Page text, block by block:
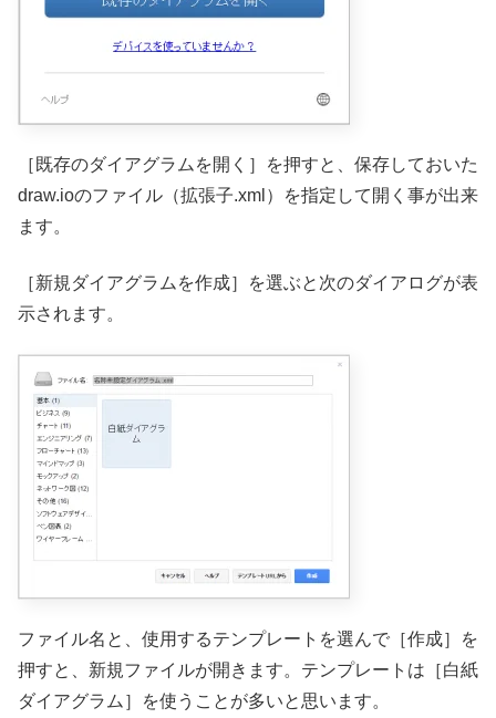
［既存のダイアグラムを開く］を押すと、保存しておいた
draw.ioのファイル（拡張子.xml）を指定して開く事が出来
ます。
［新規ダイアグラムを作成］を選ぶと次のダイアログが表
示されます。
ファイル名と、使用するテンプレートを選んで［作成］を
押すと、新規ファイルが開きます。テンプレートは［白紙
ダイアグラム］を使うことが多いと思います。